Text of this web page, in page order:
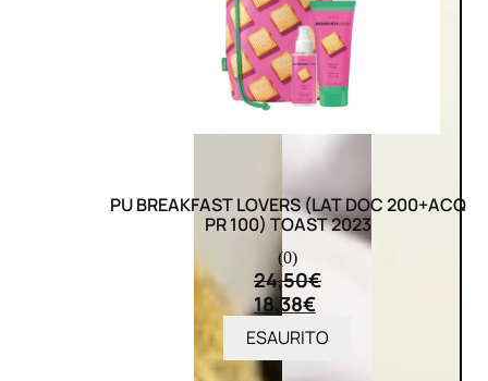
PU BREAKFAST LOVERS (LAT DOC 200+ACQ
PR 100) TOAST 2023
(0)
24,50€
18,38€
ESAURITO